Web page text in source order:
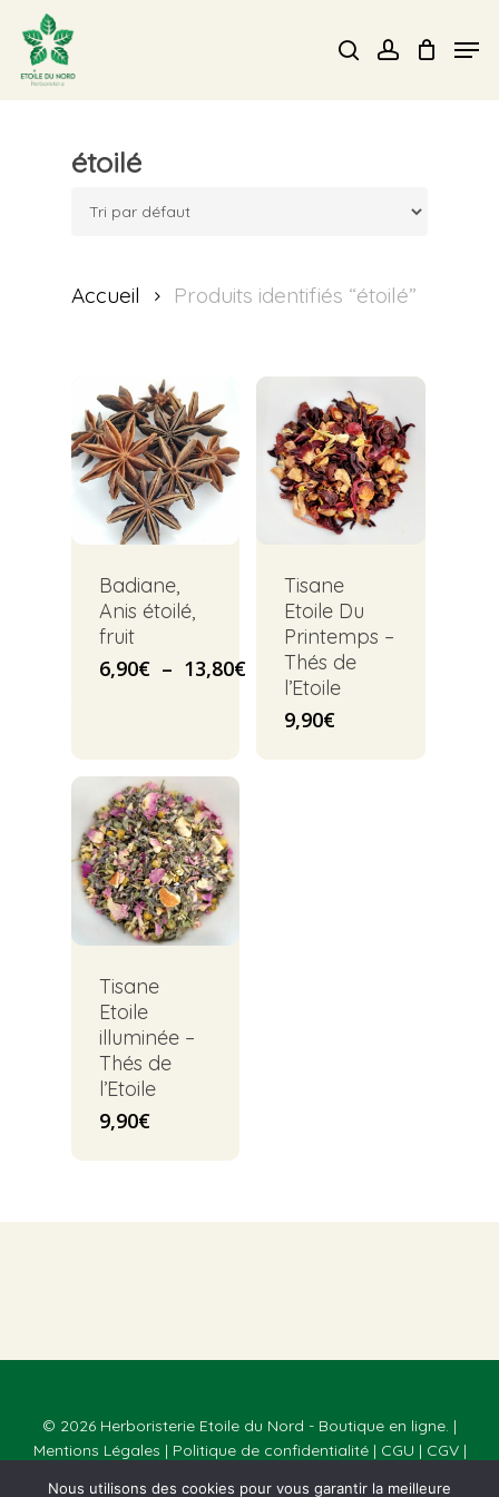
main
searchaccount
étoilé
Accueil Produits identifiés “étoilé”
Badiane,
Anis étoilé,
fruit
6,90€ – 13,80€Plage
prix :
Tisane
Etoile Du
Printemps –
Thés de
l’Etoile
9,90€
Tisane
Etoile
illuminée –
Thés de
l’Etoile
9,90€
© 2026 Herboristerie Etoile du Nord - Boutique en ligne. |
Mentions Légales | Politique de confidentialité| CGU | CGV|
Nous utilisons des cookies pour vous garantir la meilleure